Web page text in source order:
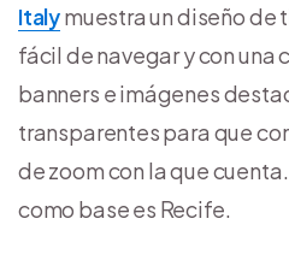
Italymuestra un diseño de
fácil de navegar y con una
banners e imágenes
transparentes para que
de zoom con la que
como base es Recife.